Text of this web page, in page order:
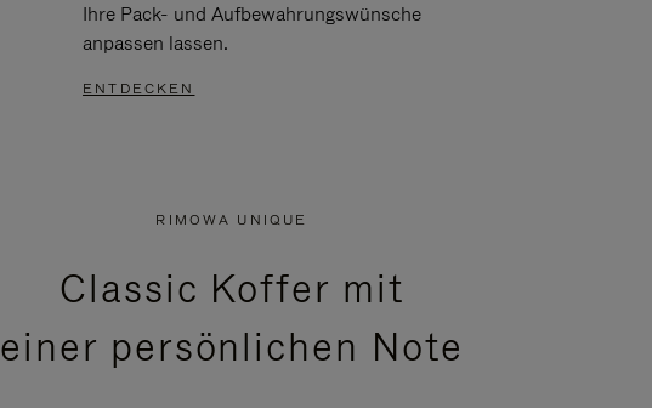
Ihre Pack- und Aufbewahrungswünsche
anpassen lassen.
ENTDECKEN
RIMOWA UNIQUE
Classic Koffer mit
einer persönlichen Note